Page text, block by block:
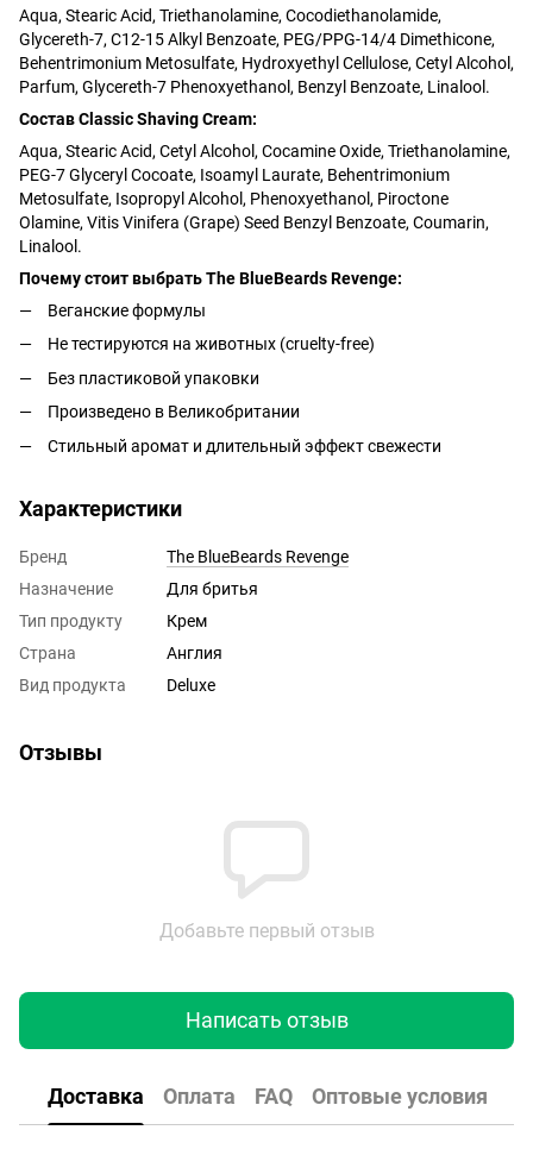
Aqua, Stearic Acid, Triethanolamine, Cocodiethanolamide,
Glycereth-7, C12-15 Alkyl Benzoate, PEG/PPG-14/4 Dimethicone,
Behentrimonium Metosulfate, Hydroxyethyl Cellulose, Cetyl Alcohol,
Parfum, Glycereth-7 Phenoxyethanol, Benzyl Benzoate, Linalool.
Состав Classic Shaving Cream:
Aqua, Stearic Acid, Cetyl Alcohol, Cocamine Oxide, Triethanolamine,
PEG-7 Glyceryl Cocoate, Isoamyl Laurate, Behentrimonium
Metosulfate, Isopropyl Alcohol, Phenoxyethanol, Piroctone
Olamine, Vitis Vinifera (Grape) Seed Benzyl Benzoate, Coumarin,
Linalool.
Почему стоит выбрать The BlueBeards Revenge:
Веганские формулы
Не тестируются на животных (cruelty-free)
Без пластиковой упаковки
Произведено в Великобритании
Стильный аромат и длительный эффект свежести
Характеристики
Бренд
The BlueBeards Revenge
Назначение
Для бритья
Тип продукту
Крем
Страна
Англия
Вид продукта
Deluxe
Отзывы
Добавьте первый отзыв
Написать отзыв
Доставка Оплата FAQ Оптовые условия